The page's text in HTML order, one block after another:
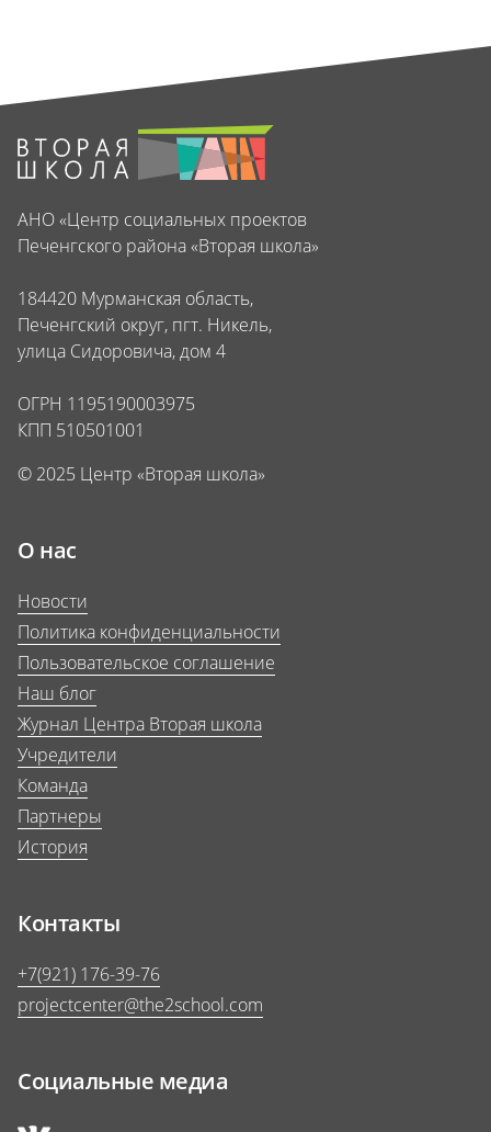
АНО «Центр социальных проектов
Печенгского района «Вторая школа»
184420 Мурманская область,
Печенгский округ, пгт. Никель,
улица Сидоровича, дом 4
ОГРН 1195190003975
КПП 510501001
© 2025 Центр «Вторая школа»
О нас
Новости
Политика конфиденциальности
Пользовательское соглашение
Наш блог
Журнал Центра Вторая школа
Учредители
Команда
Партнеры
История
Контакты
+7(921) 176-39-76
projectcenter@the2school.com
Социальные медиа